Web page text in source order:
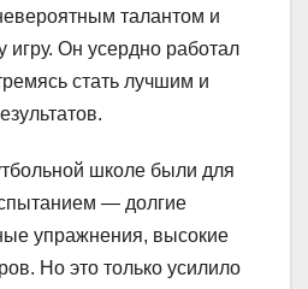
талантом и
игру. Он усердно работал
стать лучшим и
школе были для
— долгие
упражнения, высокие
Но это только усилило